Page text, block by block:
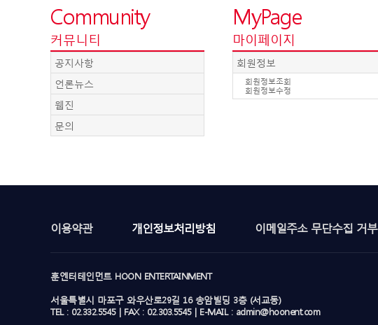
Community
커뮤니티
공지사항
언론뉴스
웹진
문의
MyPage
마이페이지
회원정보
회원정보조회
회원정보수정
이용약관 개인정보처리방침 이메일주소 무단수집 거부
훈엔터테인먼트 HOON ENTERTAINMENT
서울특별시 마포구 와우산로29길 16 송암빌딩 3층 (서교동)
TEL : 02.332.5545 | FAX : 02.303.5545 | E-MAIL : admin@hoonent.com